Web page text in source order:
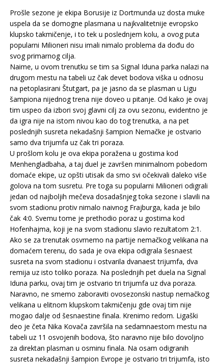
Prošle sezone je ekipa Borusije iz Dortmunda uz dosta muke
uspela da se domogne plasmana u najkvalitetnije evropsko
klupsko takmičenje, i to tek u poslednjem kolu, a ovog puta
popularni Milioneri nisu imali nimalo problema da dođu do
svog primarnog cilja.
Naime, u ovom trenutku se tim sa Signal Iduna parka nalazi na
drugom mestu na tabeli uz čak devet bodova viška u odnosu
na petoplasirani Štutgart, pa je jasno da se plasman u Ligu
šampiona nijednog trena nije doveo u pitanje. Od kako je ovaj
tim uspeo da izbori svoj glavni cilj za ovu sezonu, evidentno je
da igra nije na istom nivou kao do tog trenutka, a na pet
poslednjih susreta nekadašnji šampion Nemačke je ostvario
samo dva trijumfa uz čak tri poraza.
U prošlom kolu je ova ekipa poražena u gostima kod
Menhengladbaha, a taj duel je završen minimalnom pobedom
domaće ekipe, uz opšti utisak da smo svi očekivali daleko više
golova na tom susretu. Pre toga su popularni Milioneri odigrali
jedan od najboljih mečeva dosadašnjeg toka sezone i slavili na
svom stadionu protiv nimalo naivnog Frajburga, kada je bilo
čak 4:0. Svemu tome je prethodio poraz u gostima kod
Hofenhajma, koji je na svom stadionu slavio rezultatom 2:1.
Ako se za trenutak osvrnemo na partije nemačkog velikana na
domaćem terenu, do sada je ova ekipa odigrala šesnaest
susreta na svom stadionu i ostvarila dvanaest trijumfa, dva
remija uz isto toliko poraza. Na poslednjih pet duela na Signal
Iduna parku, ovaj tim je ostvario tri trijumfa uz dva poraza.
Naravno, ne smemo zaboraviti ovosezonski nastup nemačkog
velikana u elitnom klupskom takmičenju gde ovaj tim nije
mogao dalje od šesnaestine finala. Krenimo redom. Ligaški
deo je četa Nika Kovača završila na sedamnaestom mestu na
tabeli uz 11 osvojenih bodova, što naravno nije bilo dovoljno
za direktan plasman u osminu finala. Na osam odigranih
susreta nekadašnji šampion Evrope je ostvario tri trijumfa, isto